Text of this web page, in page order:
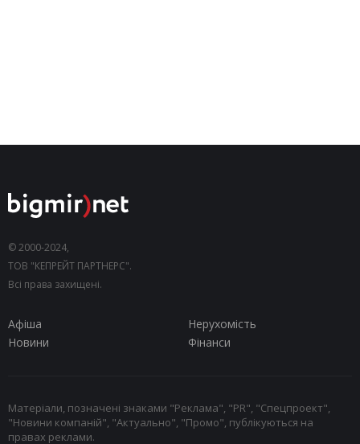
© 2000-2024,
ТОВ "КЕПРЕЙТ ПАРТНЕРС".
Всі права захищені.
Афіша
Нерухомість
Новини
Фінанси
Матеріали, позначені знаками "Реклама", "PR", "Спецпроект",
"Новини компаній", "Актуально", "Промо", публікуються на
правах реклами.